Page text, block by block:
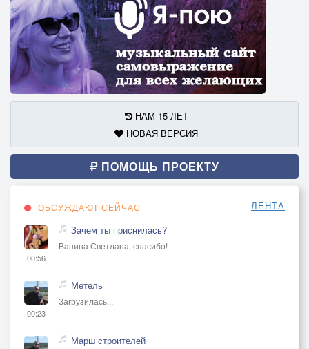
НАМ 15 ЛЕТ
НОВАЯ ВЕРСИЯ
ПОМОЩЬ ПРОЕКТУ
ОБСУЖДАЮТ СЕЙЧАС ЛЕНТА
00:56
Зачем ты приснилась?
Ванина Светлана, спасибо!
00:23
Метель
Загрузилась...
Марш строителей